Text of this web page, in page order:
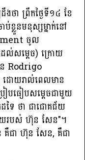
ងថា ព្រឹកថ្ងៃទី១៤ ខែ
ប់ខ្លួនមនុស្សម្នាក់នៅ
ចូល
ល់សម្តេច) ក្រោយ
ន Rodrigo
ោយរាល់ពេលមាន
រៀបធៀបសម្តេចជាមួយ
ទៃ ថា ជាជោគជ័យ
យរបស់ ហ៊ុន សែន"។
គឺជា ហ៊ុន សែន, គឺជា